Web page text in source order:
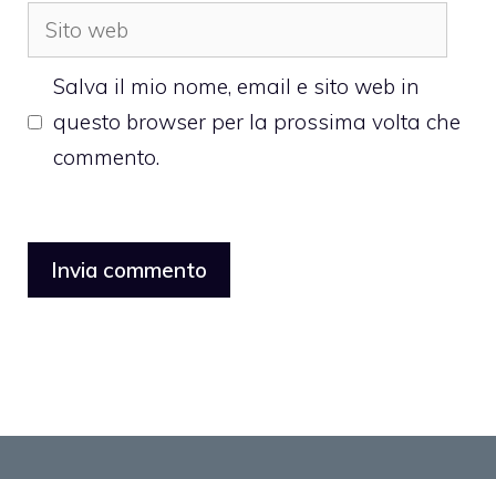
Sito
web
Salva il mio nome, email e sito web in
questo browser per la prossima volta che
commento.